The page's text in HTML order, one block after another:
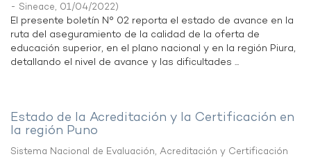
- Sineace, 01/04/2022)
El presente boletín N° 02 reporta el estado de avance en la
ruta del aseguramiento de la calidad de la oferta de
educación superior, en el plano nacional y en la región Piura,
detallando el nivel de avance y las dificultades ...
Estado de la Acreditación y la Certificación en
la región Puno
Sistema Nacional de Evaluación, Acreditación y Certificación